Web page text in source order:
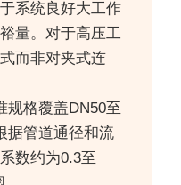
系统良好大工作
量。对于高压工
而非对夹式连
规格覆盖DN50至
据管道通径和流
数约为0.3至